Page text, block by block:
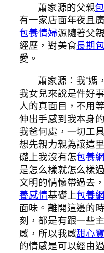
蕭家源的父親
有一家店面年夜且
包養情婦源隨著父
經歷，對美食長期
愛。
蕭家源：我“媽
我女兒來說是件好
人的真面目，不用
伸出手感到我本身
我爸何處，一切工
想先親力親為讓這
礎上我沒有怎包養
是怎么樣就怎么樣
文明的情懷帶過去
養感情基礎上包養
面味。離開這邊的
刻，都是有跟一些
感，所以我感甜心
的情感是可以經由